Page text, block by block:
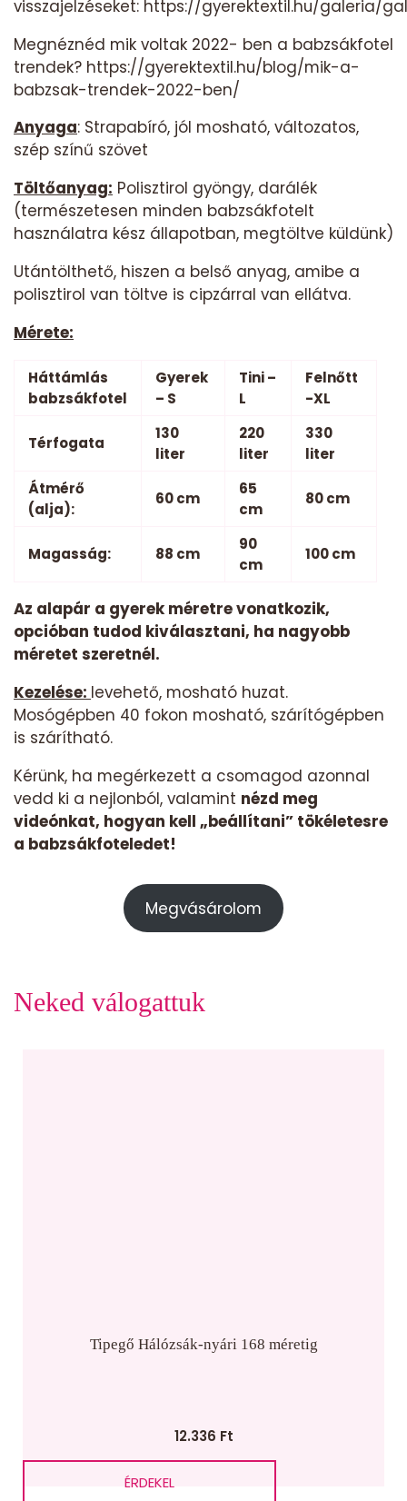
visszajelzéseket: https://gyerektextil.hu/galeria/
Megnéznéd mik voltak 2022- ben a babzsákfotel
trendek? https://gyerektextil.hu/blog/mik-a-
babzsak-trendek-2022-ben/
Anyaga: Strapabíró, jól mosható, változatos,
szép színű szövet
Töltőanyag: Polisztirol gyöngy, darálék
(természetesen minden babzsákfotelt
használatra kész állapotban, megtöltve küldünk)
Utántölthető, hiszen a belső anyag, amibe a
polisztirol van töltve is cipzárral van ellátva.
Mérete:
Háttámlás
babzsákfotel
Gyerek
– S
Tini –
L
Felnőtt
-XL
Térfogata
130
liter
220
liter
330
liter
Átmérő
(alja):
60 cm
65
cm
80 cm
Magasság: 88 cm
90
cm
100 cm
Az alapár a gyerek méretre vonatkozik,
opcióban tudod kiválasztani, ha nagyobb
méretet szeretnél.
Kezelése: levehető, mosható huzat.
Mosógépben 40 fokon mosható, szárítógépben
is szárítható.
Kérünk, ha megérkezett a csomagod azonnal
vedd ki a nejlonból, valamint nézd meg
videónkat, hogyan kell „beállítani” tökéletesre
a babzsákfoteledet!
Megvásárolom
Neked válogattuk
Tipegő Hálózsák-nyári 168 méretig
12.336 Ft
ÉRDEKEL